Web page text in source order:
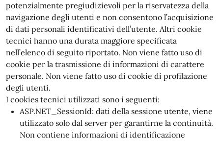
potenzialmente pregiudizievoli per la riservatezza della
navigazione degli utenti e non consentono l’acquisizione
di dati personali identificativi dell’utente. Altri cookie
tecnici hanno una durata maggiore specificata
nell’elenco di seguito riportato. Non viene fatto uso di
cookie per la trasmissione di informazioni di carattere
personale. Non viene fatto uso di cookie di profilazione
degli utenti.
I cookies tecnici utilizzati sono i seguenti:
ASP.NET_SessionId: dati della sessione utente, viene
utilizzato solo dal server per garantirne la continuità.
Non contiene informazioni di identificazione